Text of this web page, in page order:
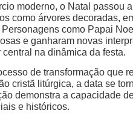
moderno, o Natal passou
como árvores decoradas,
como Papai
e ganharam novas
na dinâmica da festa.
de transformação que
cristã litúrgica, a data se
demonstra a capacidade
e históricos.